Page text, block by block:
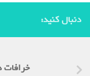
دنبال کنید:
خرافات